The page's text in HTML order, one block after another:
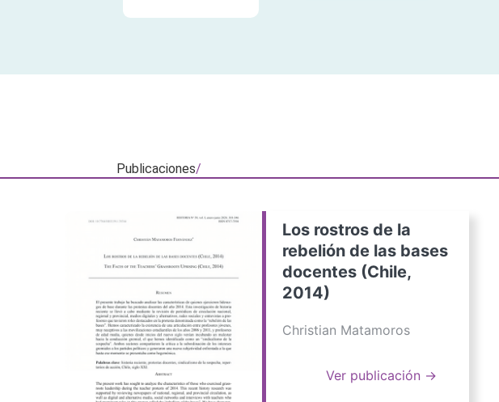
Publicaciones/
Los rostros de la
rebelión de las bases
docentes (Chile,
2014)
Christian Matamoros
Ver publicación →